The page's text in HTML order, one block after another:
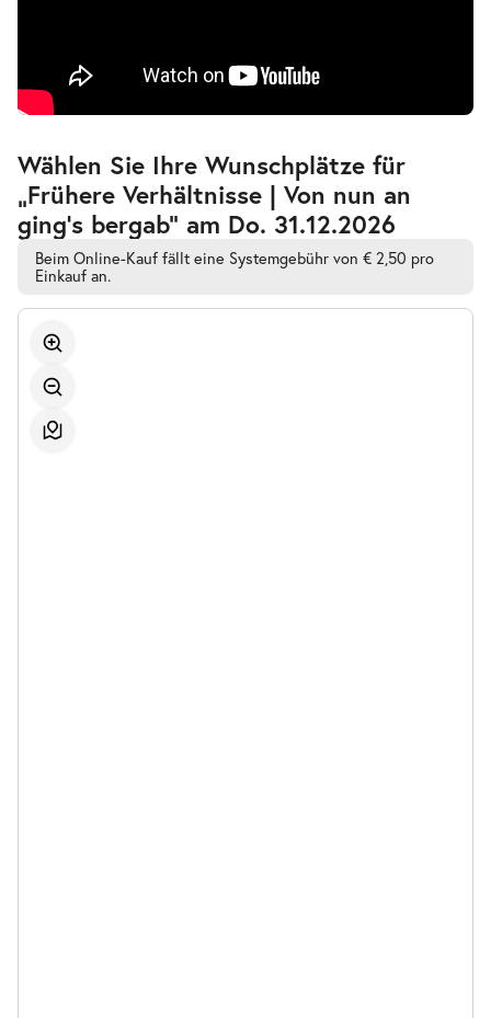
Wählen Sie Ihre Wunschplätze für
„Frühere Verhältnisse | Von nun an
ging’s bergab” am Do. 31.12.2026
Beim Online-Kauf fällt eine Systemgebühr von € 2,50 pro
Einkauf an.
Zur
barrierefreien
automatischen
Bestplatzwahl